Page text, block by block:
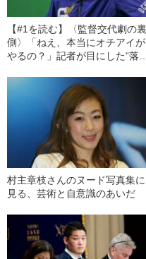
【#1を読む】〈監督交代劇の裏
側〉「ねえ、本当にオチアイが
やるの？」記者が目にした“落合
た“アレルギー反応”とは
村主章枝さんのヌード写真集に
見る、芸術と自意識のあいだ